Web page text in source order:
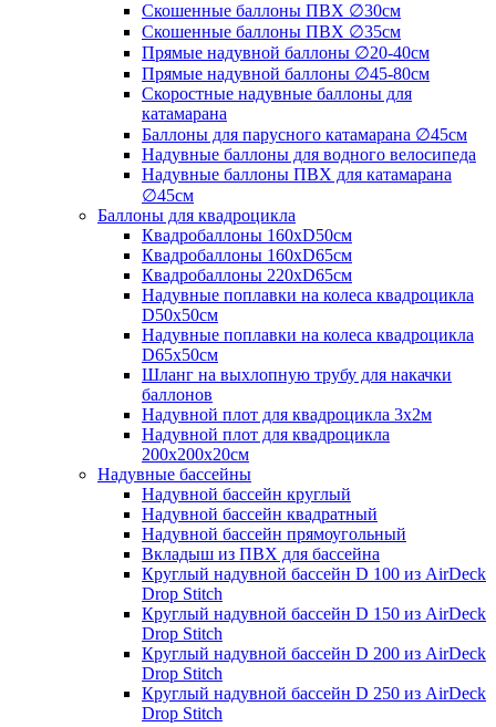
Скошенные баллоны ПВХ ∅30см
Скошенные баллоны ПВХ ∅35см
Прямые надувной баллоны ∅20-40см
Прямые надувной баллоны ∅45-80см
Скоростные надувные баллоны для
катамарана
Баллоны для парусного катамарана ∅45см
Надувные баллоны для водного велосипеда
Надувные баллоны ПВХ для катамарана
∅45см
Баллоны для квадроцикла
Квадробаллоны 160хD50см
Квадробаллоны 160хD65см
Квадробаллоны 220хD65см
Надувные поплавки на колеса квадроцикла
D50х50см
Надувные поплавки на колеса квадроцикла
D65х50см
Шланг на выхлопную трубу для накачки
баллонов
Надувной плот для квадроцикла 3х2м
Надувной плот для квадроцикла
200х200х20см
Надувные бассейны
Надувной бассейн круглый
Надувной бассейн квадратный
Надувной бассейн прямоугольный
Вкладыш из ПВХ для бассейна
Круглый надувной бассейн D 100 из AirDeck
Drop Stitch
Круглый надувной бассейн D 150 из AirDeck
Drop Stitch
Круглый надувной бассейн D 200 из AirDeck
Drop Stitch
Круглый надувной бассейн D 250 из AirDeck
Drop Stitch